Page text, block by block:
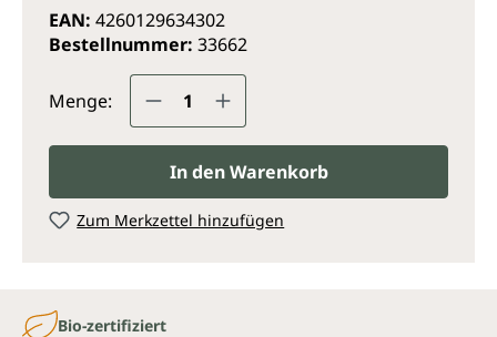
EAN: 4260129634302
Bestellnummer: 33662
Menge: Produkt Anzahl: Gib den
In den Warenkorb
Zum Merkzettel hinzufügen
Bio-zertifiziert